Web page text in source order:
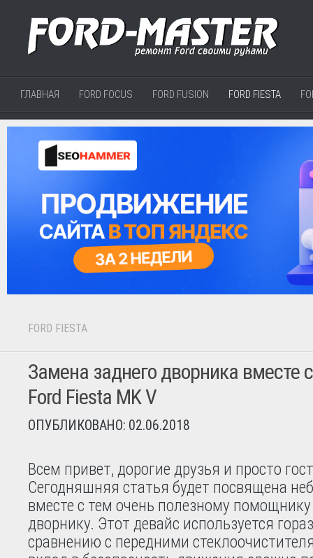
ГЛАВНАЯ FORD FOCUS FORD FUSION FORD FIESTA
FORD FIESTA
Замена заднего дворника вместе
Ford Fiesta MK V
ОПУБЛИКОВАНО: 02.06.2018
Всем привет, дорогие друзья и просто
Сегодняшняя статья будет посвящена
вместе с тем очень полезному
дворнику. Этот девайс используется
сравнению с передними